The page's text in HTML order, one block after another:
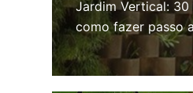
Jardim Vertical: 30
como fazer passo